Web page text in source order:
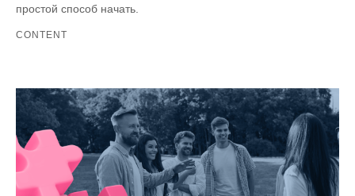
простой способ начать.
CONTENT